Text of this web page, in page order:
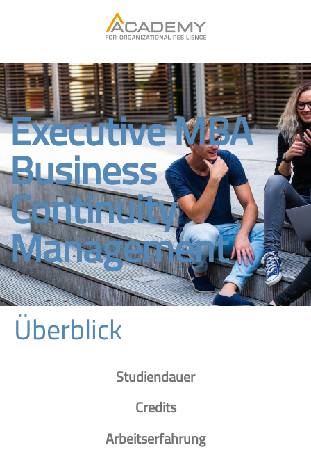
Executive MBA
Business
Continuity
Management
Überblick
Studiendauer
Credits
Arbeitserfahrung